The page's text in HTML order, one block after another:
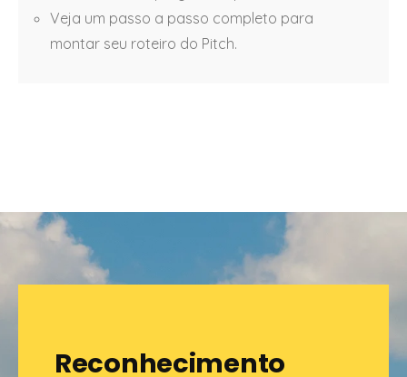
Veja um passo a passo completo para
montar seu roteiro do Pitch.
Reconhecimento